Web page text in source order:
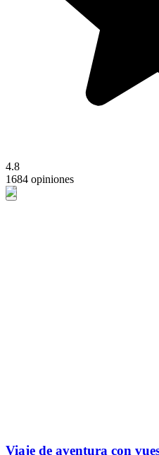
4.8
1684 opiniones
Viaje de aventura con